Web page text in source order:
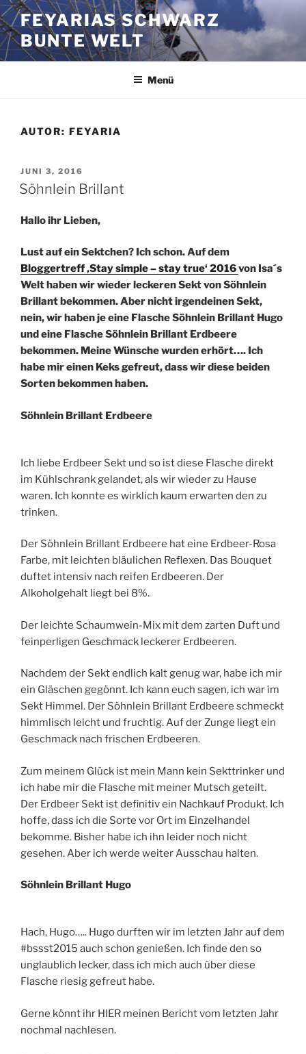
Zum
Inhalt
springen
FEYARIAS SCHWARZ
BUNTE WELT
Menü
AUTOR: FEYARIA
VERÖFFENTLICHT
AM
JUNI 3, 2016
Söhnlein Brillant
Hallo ihr Lieben,
Lust auf ein Sektchen? Ich schon. Auf dem
Bloggertreff ‚Stay simple – stay true‘ 2016von Isa´s
Welt haben wir wieder leckeren Sekt von Söhnlein
Brillant bekommen.Aber nicht irgendeinen Sekt,
nein, wir haben je eine Flasche Söhnlein Brillant Hugo
und eine Flasche Söhnlein Brillant Erdbeere
bekommen. Meine Wünsche wurden erhört…. Ich
habe mir einen Keks gefreut, dass wir diese beiden
Sorten bekommen haben.
Söhnlein Brillant Erdbeere
Ich liebe Erdbeer Sekt und so ist diese Flasche direkt
im Kühlschrank gelandet, als wir wieder zu Hause
waren. Ich konnte es wirklich kaum erwarten den zu
trinken.
Der Söhnlein Brillant Erdbeere hat eine Erdbeer-Rosa
Farbe, mit leichten bläulichen Reflexen. Das Bouquet
duftet intensiv nach reifen Erdbeeren. Der
Alkoholgehalt liegt bei 8%.
Der leichte Schaumwein-Mix mit dem zarten Duft und
feinperligen Geschmack leckerer Erdbeeren.
Nachdem der Sekt endlich kalt genug war, habe ich mir
ein Gläschen gegönnt. Ich kann euch sagen, ich war im
Sekt Himmel. Der Söhnlein Brillant Erdbeere schmeckt
himmlisch leicht und fruchtig. Auf der Zunge liegt ein
Geschmack nach frischen Erdbeeren.
Zum meinem Glück ist mein Mann kein Sekttrinker und
ich habe mir die Flasche mit meiner Mutsch geteilt.
Der Erdbeer Sekt ist definitiv ein Nachkauf Produkt. Ich
hoffe, dass ich die Sorte vor Ort im Einzelhandel
bekomme. Bisher habe ich ihn leider noch nicht
gesehen. Aber ich werde weiter Ausschau halten.
Söhnlein Brillant Hugo
Hach, Hugo….. Hugo durften wir im letzten Jahr auf dem
#bssst2015 auch schon genießen. Ich finde den so
unglaublich lecker, dass ich mich auch über diese
Flasche riesig gefreut habe.
Gerne könnt ihr HIER meinen Bericht vom letzten Jahr
nochmal nachlesen.